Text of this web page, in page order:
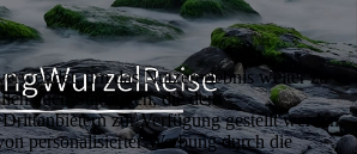
Ihr
um das Nutzererlebnis weiter zu
auch Statistiken, die dem
zur Verfügung gestellt werden,
personalisierter Werbung durch die